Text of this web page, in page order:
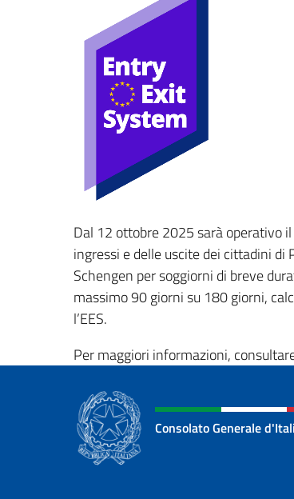
Dal 12 ottobre 2025 sarà operativo
ingressi e delle uscite dei cittadini
Schengen per soggiorni di breve
massimo 90 giorni su 180 giorni,
l’EES.
Per maggiori informazioni,
Consolato Generale